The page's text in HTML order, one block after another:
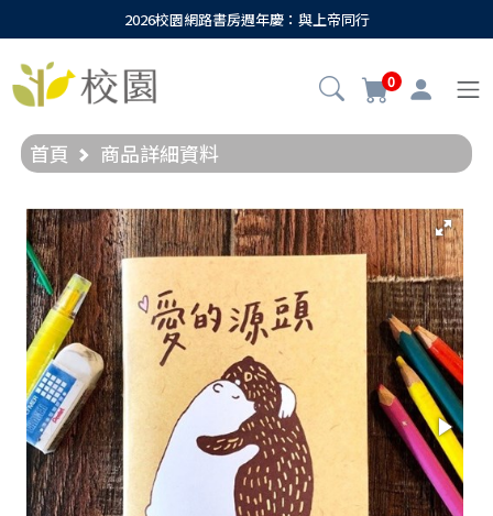
2026校園網路書房週年慶：與上帝同行
0
首頁 商品詳細資料